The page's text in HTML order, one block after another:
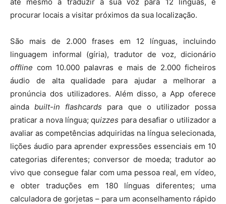
procurar locais a visitar próximos da sua localização.
São mais de 2.000 frases em 12 línguas, incluindo
linguagem informal (gíria), tradutor de voz, dicionário
offline com 10.000 palavras e mais de 2.000 ficheiros
áudio de alta qualidade para ajudar a melhorar a
pronúncia dos utilizadores. Além disso, a App oferece
aindabuilt-in flashcards para que o utilizador possa
praticar a nova língua; quizzes para desafiar o utilizador a
avaliar as competências adquiridas na língua selecionada,
lições áudio para aprender expressões essenciais em 10
categorias diferentes; conversor de moeda; tradutor ao
vivo que consegue falar com uma pessoa real, em vídeo,
e obter traduções em 180 línguas diferentes; uma
calculadora de gorjetas – para um aconselhamento rápido